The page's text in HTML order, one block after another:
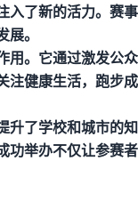
入了新的活力。赛
。
用。它通过激发公
注健康生活，跑步
升了学校和城市的
功举办不仅让参赛